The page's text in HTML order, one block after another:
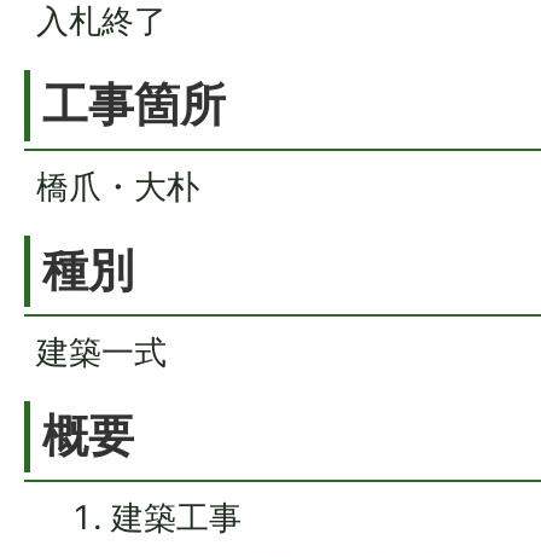
入札終了
工事箇所
橋爪・大朴
種別
建築一式
概要
建築工事